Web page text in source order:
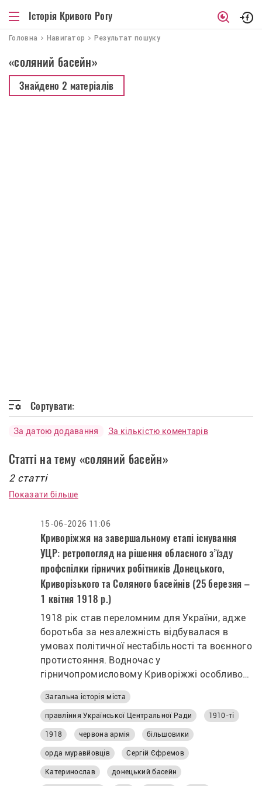
Історія Кривого Рогу
Головна Навигатор Результат пошуку
«соляний басейн»
Знайдено 2 матеріалів
Сортувати:
За датою додавання За кількістю коментарів
Статті на тему «соляний басейн»
2 статті
Показати більше
15-06-2026 11:06
Криворіжжя на завершальному етапі існування
УЦР: ретропогляд на рішення обласного з’їзду
профспілки гірничих робітників Донецького,
Криворізького та Соляного басейнів (25 березня –
1 квітня 1918 р.)
1918 рік став переломним для України, адже
боротьба за незалежність відбувалася в
умовах політичної нестабільності та воєнного
протистояння. Водночас у
гірничопромисловому Криворіжжі особливо
гостро постали питання захисту прав
робітників, покращення умов праці та
забезпечення соціальних гарантій. Авторка
статті: Лариса Дояр
Загальна історія міста
правління Української Центральної Ради 1910-ті
1918 червона армія більшовики
орда муравйовців Сергій Єфремов
Катеринослав донецький басейн